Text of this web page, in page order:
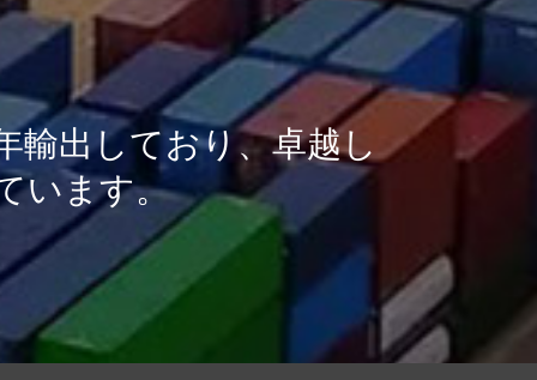
輸出しており、卓越し
います。